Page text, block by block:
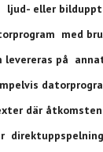
eller
med
levereras på
där